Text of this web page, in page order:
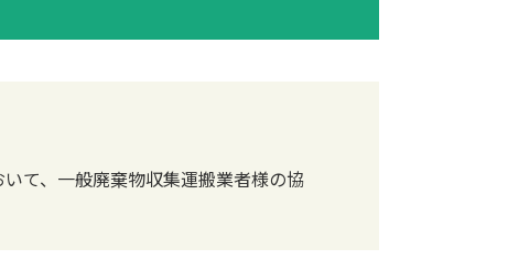
て、一般廃棄物収集運搬業者様の協